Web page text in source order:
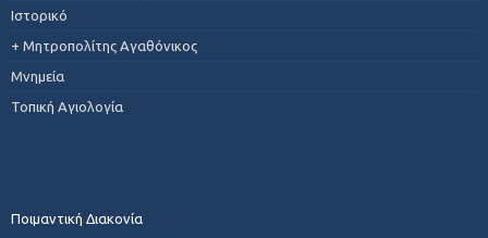
Ιστορικό
+ Μητροπολίτης Αγαθόνικος
Μνημεία
Τοπική Αγιολογία
Ποιμαντική Διακονία